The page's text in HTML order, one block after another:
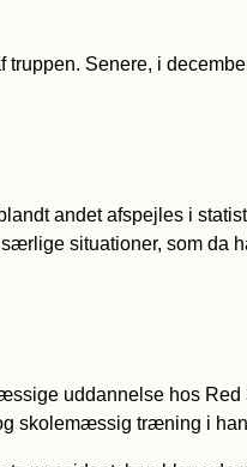
Senere, i
andet afspejles i
situationer, som da
uddannelse hos
skolemæssig træning i